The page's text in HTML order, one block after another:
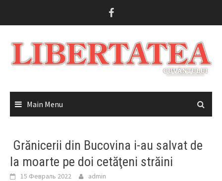
Main Menu
Grănicerii din Bucovina i-au salvat de
la moarte pe doi cetăţeni străini
15 Февраль 2022 admin